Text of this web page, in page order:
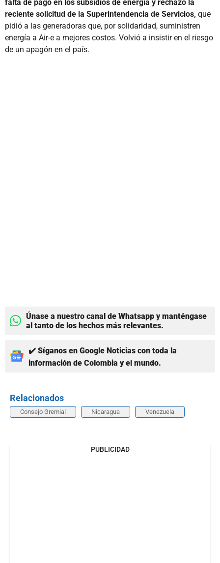
falta de pago en los subsidios de energía y rechazó la
reciente solicitud de la Superintendencia de Servicios, que
pidió a las generadoras que, por solidaridad, suministren
energía a Air-e a mejores costos. Volvió a insistir en el riesgo
de un apagón en el país.
Únase a nuestro canal de Whatsapp y manténgase
al tanto de los hechos más relevantes.
✔️ Síganos en Google Noticias con toda la
información de Colombia y el mundo.
Relacionados
Consejo Gremial Nicaragua Venezuela
PUBLICIDAD